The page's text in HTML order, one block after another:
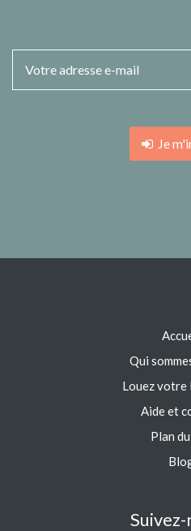
Je
Qui
Louez votre
Aide et
Plan
Suivez-